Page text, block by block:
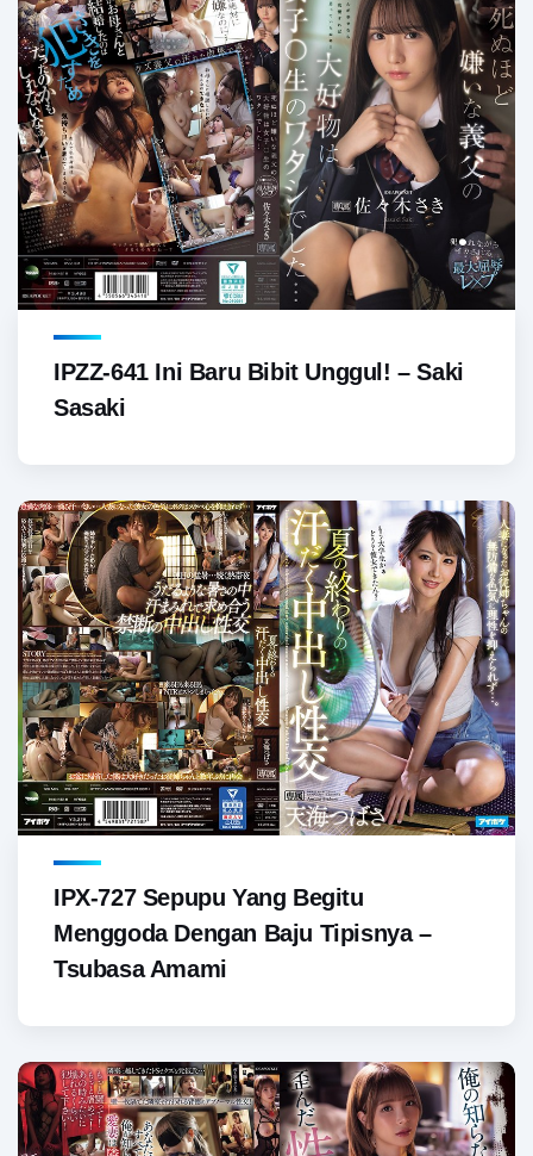
IPZZ-641 Ini Baru Bibit Unggul! – Saki
Sasaki
IPX-727 Sepupu Yang Begitu
Menggoda Dengan Baju Tipisnya –
Tsubasa Amami